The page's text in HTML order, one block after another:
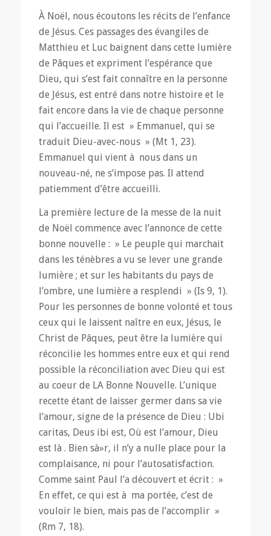
À Noël, nous écoutons les récits de l’enfance
de Jésus. Ces passages des évangiles de
Matthieu et Luc baignent dans cette lumière
de Pâques et expriment l’espérance que
Dieu, qui s’est fait connaître en la personne
de Jésus, est entré dans notre histoire et le
fait encore dans la vie de chaque personne
qui l’accueille. Il est » Emmanuel, qui se
traduit Dieu-avec-nous » (Mt 1, 23).
Emmanuel qui vient à nous dans un
nouveau-né, ne s’impose pas. Il attend
patiemment d’être accueilli.
La première lecture de la messe de la nuit
de Noël commence avec l’annonce de cette
bonne nouvelle : » Le peuple qui marchait
dans les ténèbres a vu se lever une grande
lumière ; et sur les habitants du pays de
l’ombre, une lumière a resplendi » (Is 9, 1).
Pour les personnes de bonne volonté et tous
ceux qui le laissent naître en eux, Jésus, le
Christ de Pâques, peut être la lumière qui
réconcilie les hommes entre eux et qui rend
possible la réconciliation avec Dieu qui est
au coeur de LA Bonne Nouvelle. L’unique
recette étant de laisser germer dans sa vie
l’amour, signe de la présence de Dieu : Ubi
caritas, Deus ibi est, Où est l’amour, Dieu
est là . Bien sà»r, il n’y a nulle place pour la
complaisance, ni pour l’autosatisfaction.
Comme saint Paul l’a découvert et écrit : »
En effet, ce qui est à ma portée, c’est de
vouloir le bien, mais pas de l’accomplir »
(Rm 7, 18).